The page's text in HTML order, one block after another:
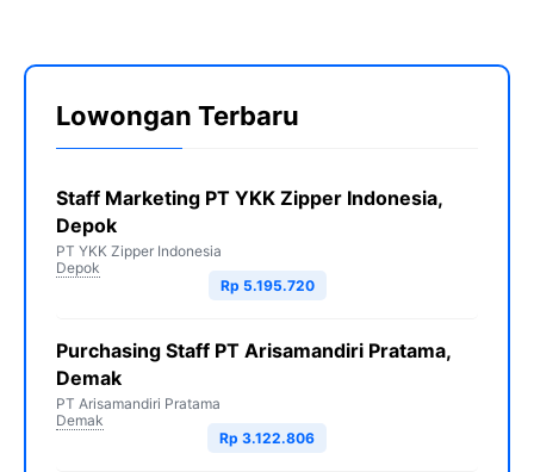
Lowongan Terbaru
Staff Marketing PT YKK Zipper Indonesia,
Depok
PT YKK Zipper Indonesia
Depok
Rp 5.195.720
Purchasing Staff PT Arisamandiri Pratama,
Demak
PT Arisamandiri Pratama
Demak
Rp 3.122.806